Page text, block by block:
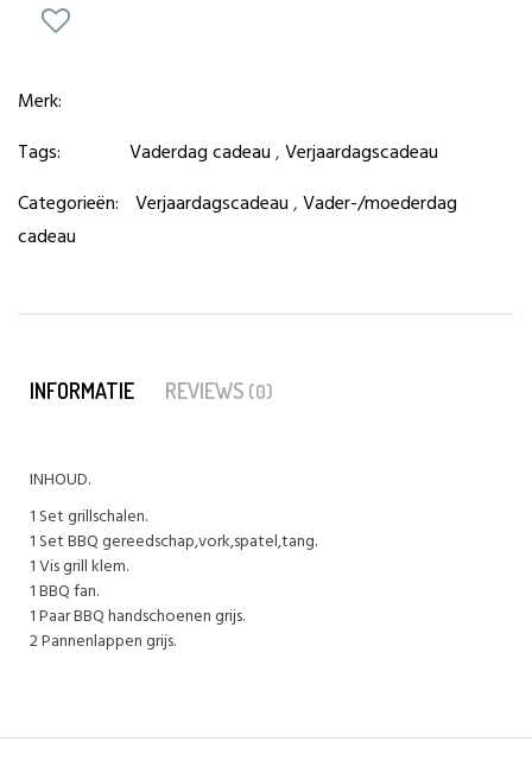
Merk:
Tags:
Vaderdag cadeau,Verjaardagscadeau
Categorieën: Verjaardagscadeau,Vader-/moederdag
cadeau
INFORMATIE REVIEWS (0)
INHOUD.
1 Set grillschalen.
1 Set BBQ gereedschap,vork,spatel,tang.
1 Vis grill klem.
1 BBQ fan.
1 Paar BBQ handschoenen grijs.
2 Pannenlappen grijs.